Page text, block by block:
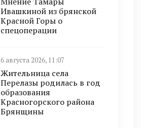
Ивашкиной из брянской
Красной Горы о
спецоперации
6 августа 2026, 11:07
Жительница села
Перелазы родилась в год
образования
Красногорского района
Брянщины